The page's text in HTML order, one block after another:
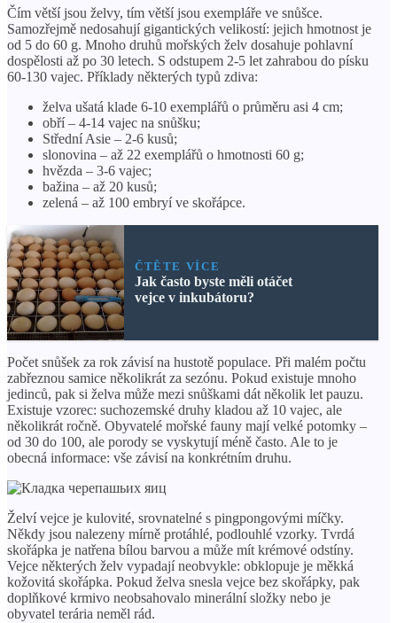
Čím větší jsou želvy, tím větší jsou exempláře ve snůšce.
Samozřejmě nedosahují gigantických velikostí: jejich hmotnost je
od 5 do 60 g. Mnoho druhů mořských želv dosahuje pohlavní
dospělosti až po 30 letech. S odstupem 2-5 let zahrabou do písku
60-130 vajec. Příklady některých typů zdiva:
želva ušatá klade 6-10 exemplářů o průměru asi 4 cm;
obří – 4-14 vajec na snůšku;
Střední Asie – 2-6 kusů;
slonovina – až 22 exemplářů o hmotnosti 60 g;
hvězda – 3-6 vajec;
bažina – až 20 kusů;
zelená – až 100 embryí ve skořápce.
ČTĚTE VÍCE
Jak často byste měli otáčet
vejce v inkubátoru?
Počet snůšek za rok závisí na hustotě populace. Při malém počtu
zabřeznou samice několikrát za sezónu. Pokud existuje mnoho
jedinců, pak si želva může mezi snůškami dát několik let pauzu.
Existuje vzorec: suchozemské druhy kladou až 10 vajec, ale
několikrát ročně. Obyvatelé mořské fauny mají velké potomky –
od 30 do 100, ale porody se vyskytují méně často. Ale to je
obecná informace: vše závisí na konkrétním druhu.
Želví vejce je kulovité, srovnatelné s pingpongovými míčky.
Někdy jsou nalezeny mírně protáhlé, podlouhlé vzorky. Tvrdá
skořápka je natřena bílou barvou a může mít krémové odstíny.
Vejce některých želv vypadají neobvykle: obklopuje je měkká
kožovitá skořápka. Pokud želva snesla vejce bez skořápky, pak
doplňkové krmivo neobsahovalo minerální složky nebo je
obyvatel terária neměl rád.